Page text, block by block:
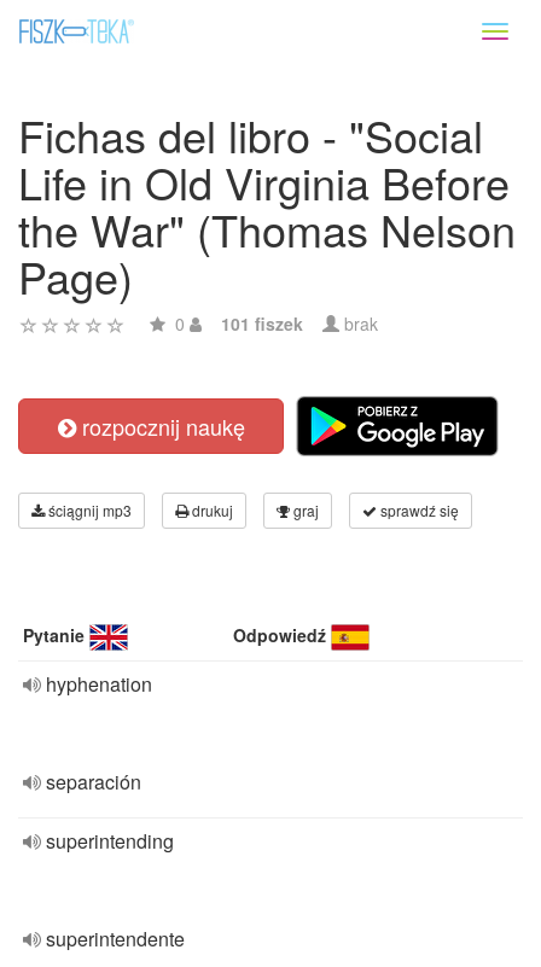
Fichas del libro - "Social
Life in Old Virginia Before
the War" (Thomas Nelson
Page)
0 101 fiszek brak
rozpocznij naukę
ściągnij mp3 drukuj graj sprawdź się
Pytanie Odpowiedź
hyphenation
separación
superintending
superintendente